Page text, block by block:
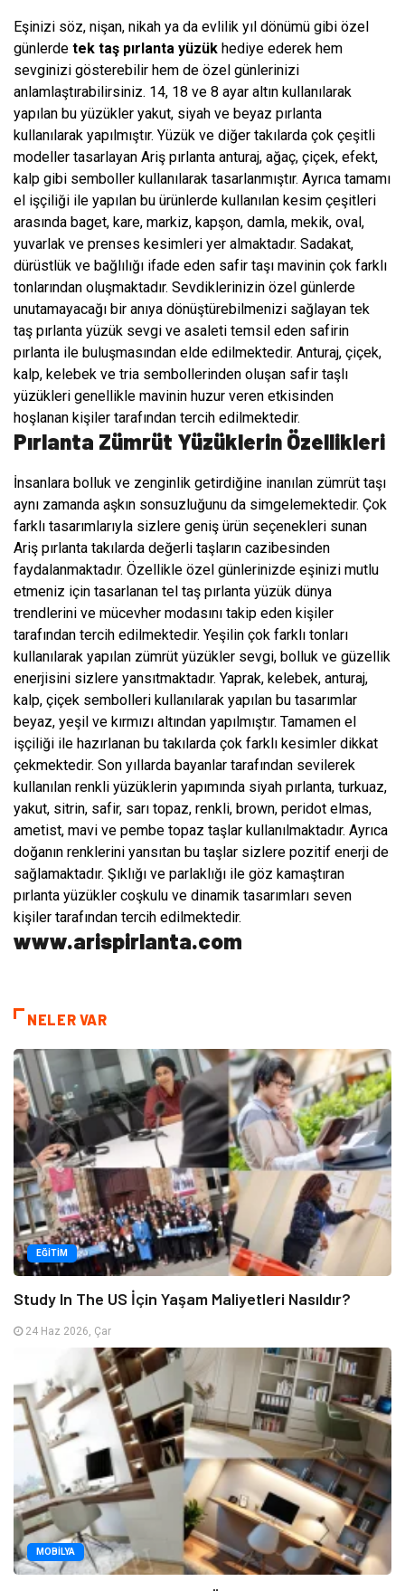
Eşinizi söz, nişan, nikah ya da evlilik yıl dönümü gibi özel
günlerde tek taş pırlanta yüzük hediye ederek hem
sevginizi gösterebilir hem de özel günlerinizi
anlamlaştırabilirsiniz. 14, 18 ve 8 ayar altın kullanılarak
yapılan bu yüzükler yakut, siyah ve beyaz pırlanta
kullanılarak yapılmıştır. Yüzük ve diğer takılarda çok çeşitli
modeller tasarlayan Ariş pırlanta anturaj, ağaç, çiçek, efekt,
kalp gibi semboller kullanılarak tasarlanmıştır. Ayrıca tamamı
el işçiliği ile yapılan bu ürünlerde kullanılan kesim çeşitleri
arasında baget, kare, markiz, kapşon, damla, mekik, oval,
yuvarlak ve prenses kesimleri yer almaktadır. Sadakat,
dürüstlük ve bağlılığı ifade eden safir taşı mavinin çok farklı
tonlarından oluşmaktadır. Sevdiklerinizin özel günlerde
unutamayacağı bir anıya dönüştürebilmenizi sağlayan tek
taş pırlanta yüzük sevgi ve asaleti temsil eden safirin
pırlanta ile buluşmasından elde edilmektedir. Anturaj, çiçek,
kalp, kelebek ve tria sembollerinden oluşan safir taşlı
yüzükleri genellikle mavinin huzur veren etkisinden
hoşlanan kişiler tarafından tercih edilmektedir.
Pırlanta Zümrüt Yüzüklerin Özellikleri
İnsanlara bolluk ve zenginlik getirdiğine inanılan zümrüt taşı
aynı zamanda aşkın sonsuzluğunu da simgelemektedir. Çok
farklı tasarımlarıyla sizlere geniş ürün seçenekleri sunan
Ariş pırlanta takılarda değerli taşların cazibesinden
faydalanmaktadır. Özellikle özel günlerinizde eşinizi mutlu
etmeniz için tasarlanan tel taş pırlanta yüzük dünya
trendlerini ve mücevher modasını takip eden kişiler
tarafından tercih edilmektedir. Yeşilin çok farklı tonları
kullanılarak yapılan zümrüt yüzükler sevgi, bolluk ve güzellik
enerjisini sizlere yansıtmaktadır. Yaprak, kelebek, anturaj,
kalp, çiçek sembolleri kullanılarak yapılan bu tasarımlar
beyaz, yeşil ve kırmızı altından yapılmıştır. Tamamen el
işçiliği ile hazırlanan bu takılarda çok farklı kesimler dikkat
çekmektedir. Son yıllarda bayanlar tarafından sevilerek
kullanılan renkli yüzüklerin yapımında siyah pırlanta, turkuaz,
yakut, sitrin, safir, sarı topaz, renkli, brown, peridot elmas,
ametist, mavi ve pembe topaz taşlar kullanılmaktadır. Ayrıca
doğanın renklerini yansıtan bu taşlar sizlere pozitif enerji de
sağlamaktadır. Şıklığı ve parlaklığı ile göz kamaştıran
pırlanta yüzükler coşkulu ve dinamik tasarımları seven
kişiler tarafından tercih edilmektedir.
www.arispirlanta.com
NELER VAR
EĞITIM
Study In The US İçin Yaşam Maliyetleri Nasıldır?
24 Haz 2026, Çar
MOBILYA